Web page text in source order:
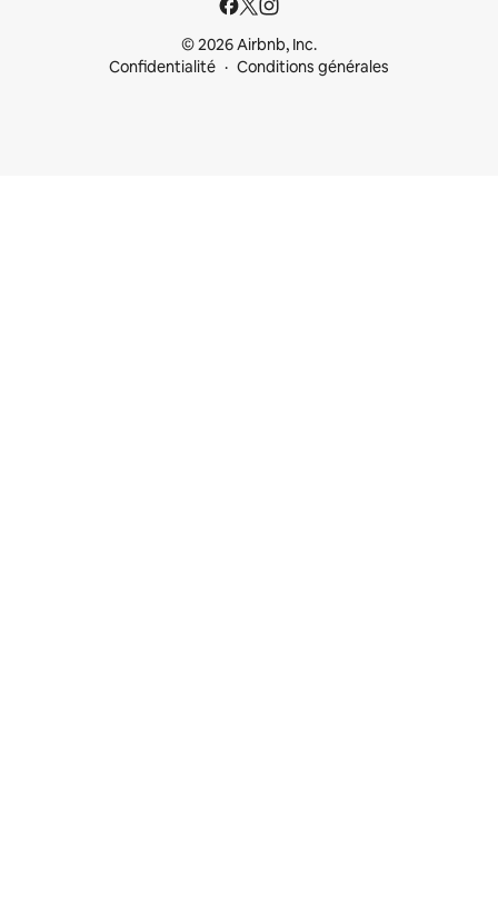
© 2026 Airbnb, Inc.
Confidentialité
Conditions générales